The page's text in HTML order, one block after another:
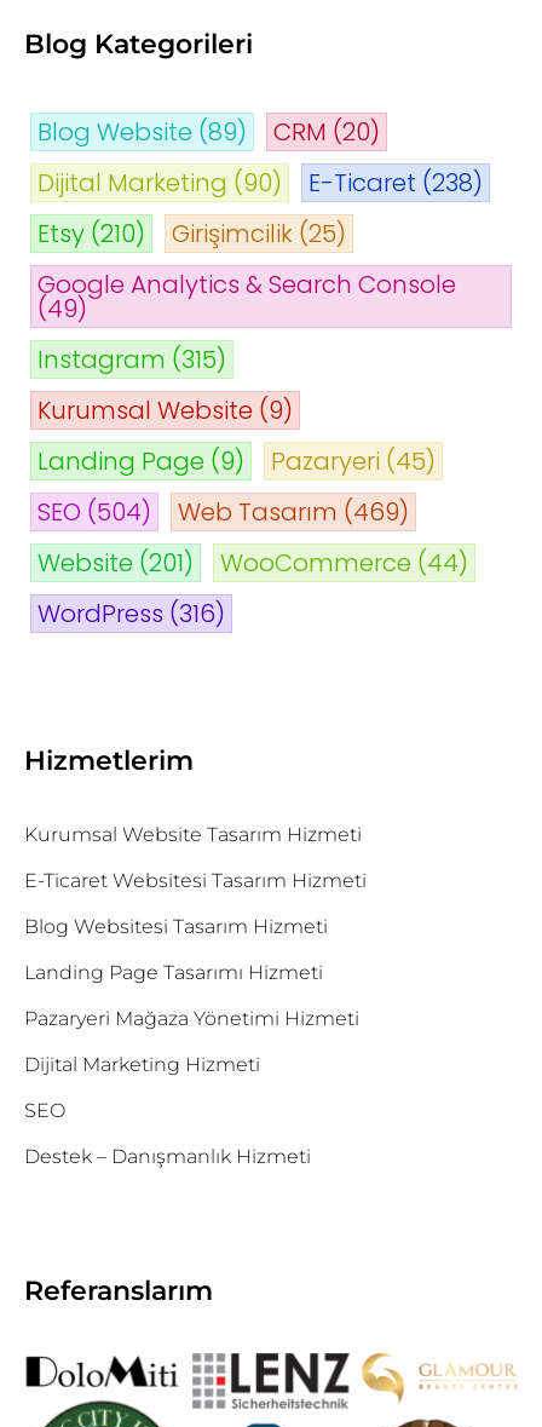
Blog Kategorileri
Blog Website (89) CRM (20)
Dijital Marketing (90) E-Ticaret (238)
Etsy (210) Girişimcilik (25)
Google Analytics & Search Console
(49)
Instagram (315)
Kurumsal Website (9)
Landing Page (9) Pazaryeri (45)
SEO (504) Web Tasarım (469)
Website (201) WooCommerce (44)
WordPress (316)
Hizmetlerim
Kurumsal Website Tasarım Hizmeti
E-Ticaret Websitesi Tasarım Hizmeti
Blog Websitesi Tasarım Hizmeti
Landing Page Tasarımı Hizmeti
Pazaryeri Mağaza Yönetimi Hizmeti
Dijital Marketing Hizmeti
SEO
Destek – Danışmanlık Hizmeti
Referanslarım